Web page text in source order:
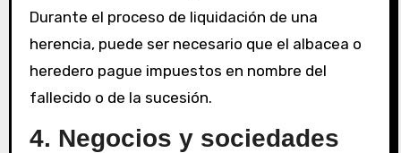
Durante el proceso de liquidación de una
herencia, puede ser necesario que el albacea o
heredero pague impuestos en nombre del
fallecido o de la sucesión.
4. Negocios y sociedades